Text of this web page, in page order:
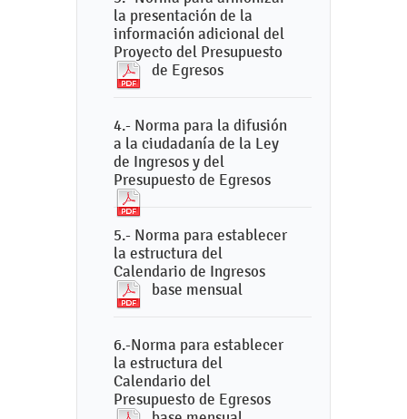
la presentación de la
información adicional del
Proyecto del Presupuesto
de Egresos
4.- Norma para la difusión
a la ciudadanía de la Ley
de Ingresos y del
Presupuesto de Egresos
5.- Norma para establecer
la estructura del
Calendario de Ingresos
base mensual
6.-Norma para establecer
la estructura del
Calendario del
Presupuesto de Egresos